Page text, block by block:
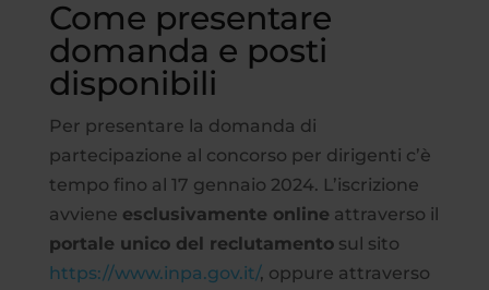
Come presentare
domanda e posti
disponibili
Per presentare la domanda di
partecipazione al concorso per dirigenti c’è
tempo fino al 17 gennaio 2024. L’iscrizione
avviene esclusivamente online attraverso il
portale unico del reclutamentosul sito
https://www.inpa.gov.it/, oppure attraverso